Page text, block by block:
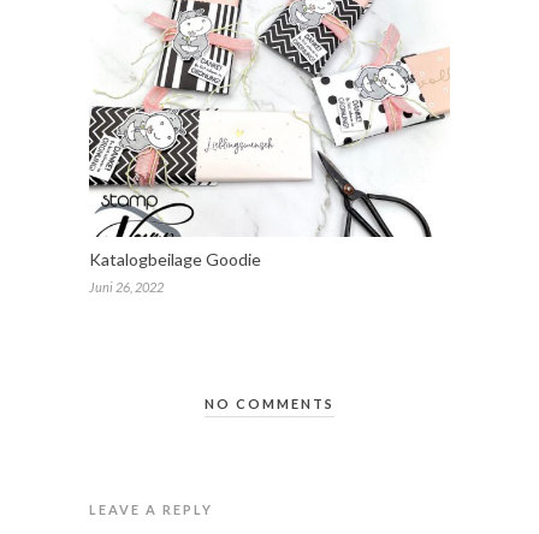
Katalogbeilage Goodie
Juni 26, 2022
NO COMMENTS
LEAVE A REPLY